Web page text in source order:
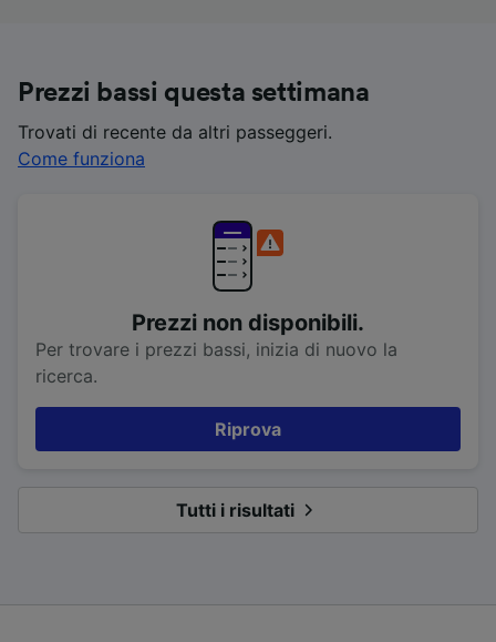
Prezzi bassi questa settimana
Trovati di recente da altri passeggeri.
Come funziona
Prezzi non disponibili.
Per trovare i prezzi bassi, inizia di nuovo la
ricerca.
Riprova
Tutti i risultati